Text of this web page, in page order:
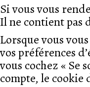
Si vous vous
Il ne contient pas
Lorsque vous
vos préférences
vous cochez « Se
compte, le cookie